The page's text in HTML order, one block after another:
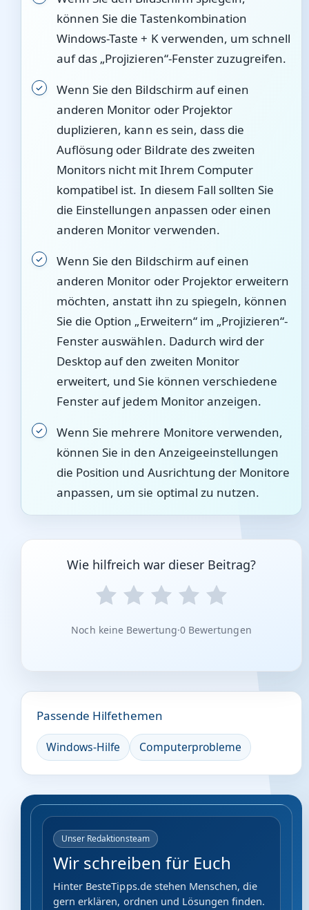
können Sie die Tastenkombination
Windows-Taste + K verwenden, um schnell
auf das „Projizieren“-Fenster zuzugreifen.
Wenn Sie den Bildschirm auf einen
anderen Monitor oder Projektor
duplizieren, kann es sein, dass die
Auflösung oder Bildrate des zweiten
Monitors nicht mit Ihrem Computer
kompatibel ist. In diesem Fall sollten Sie
die Einstellungen anpassen oder einen
anderen Monitor verwenden.
Wenn Sie den Bildschirm auf einen
anderen Monitor oder Projektor erweitern
möchten, anstatt ihn zu spiegeln, können
Sie die Option „Erweitern“ im „Projizieren“-
Fenster auswählen. Dadurch wird der
Desktop auf den zweiten Monitor
erweitert, und Sie können verschiedene
Fenster auf jedem Monitor anzeigen.
Wenn Sie mehrere Monitore verwenden,
können Sie in den Anzeigeeinstellungen
die Position und Ausrichtung der Monitore
anpassen, um sie optimal zu nutzen.
Wie hilfreich war dieser Beitrag?
Noch keine Bewertung·0 Bewertungen
Passende Hilfethemen
Windows-Hilfe Computerprobleme
Unser Redaktionsteam
Wir schreiben für Euch
Hinter BesteTipps.de stehen Menschen, die
gern erklären, ordnen und Lösungen finden.